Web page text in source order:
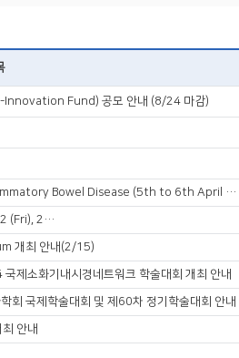
Innovation Fund) 공모 안내 (8/24 마감)
DANANG 2024 – 5th APAGE Clinical Forum on Inflammatory Bowel Disease (5th to 6th April 2024) 안내
[SIDDS 2024] D-11! Submit Your Abstract by Feb. 2 (Fri), 2024!
개최 안내(2/15)
제소화기내시경네트워크 학술대회 개최 안내
국제학술대회 및 제60차 정기학술대회 안내
안내